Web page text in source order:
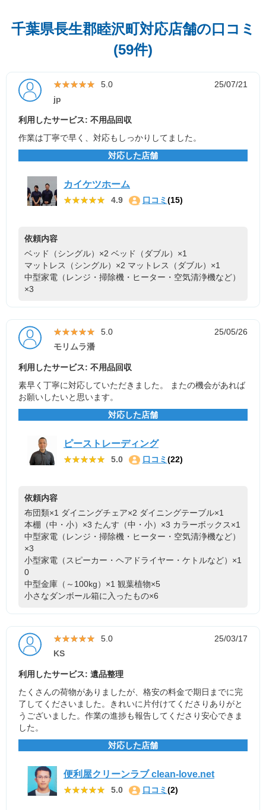
千葉県長生郡睦沢町対応店舗の口コミ
(59件)
★★★★★
★★★★★ 5.0
25/07/21
jp
利用したサービス: 不用品回収
作業は丁寧で早く、対応もしっかりしてました。
対応した店舗
カイケツホーム
★★★★★
★★★★★ 4.9 口コミ (15)
依頼内容
ベッド（シングル）×2 ベッド（ダブル）×1
マットレス（シングル）×2 マットレス（ダブル）×1
中型家電（レンジ・掃除機・ヒーター・空気清浄機など）
×3
★★★★★
★★★★★ 5.0
25/05/26
モリムラ潘
利用したサービス: 不用品回収
素早く丁寧に対応していただきました。 またの機会があれば
お願いしたいと思います。
対応した店舗
ピーストレーディング
★★★★★
★★★★★ 5.0 口コミ (22)
依頼内容
布団類×1 ダイニングチェア×2 ダイニングテーブル×1
本棚（中・小）×3 たんす（中・小）×3 カラーボックス×1
中型家電（レンジ・掃除機・ヒーター・空気清浄機など）
×3
小型家電（スピーカー・ヘアドライヤー・ケトルなど）×1
0
中型金庫（～100kg）×1 観葉植物×5
小さなダンボール箱に入ったもの×6
★★★★★
★★★★★ 5.0
25/03/17
KS
利用したサービス: 遺品整理
たくさんの荷物がありましたが、格安の料金で期日までに完
了してくださいました。きれいに片付けてくださりありがと
うございました。作業の進捗も報告してくださり安心できま
した。
対応した店舗
便利屋クリーンラブ clean-love.net
★★★★★
★★★★★ 5.0 口コミ (2)